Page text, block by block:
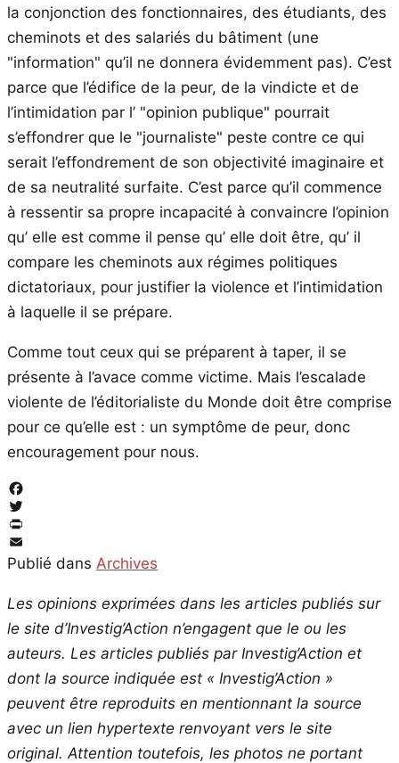
la conjonction des fonctionnaires, des étudiants, des
cheminots et des salariés du bâtiment (une
"information" qu’il ne donnera évidemment pas). C’est
parce que l’édifice de la peur, de la vindicte et de
l’intimidation par l’ "opinion publique" pourrait
s’effondrer que le "journaliste" peste contre ce qui
serait l’effondrement de son objectivité imaginaire et
de sa neutralité surfaite. C’est parce qu’il commence
à ressentir sa propre incapacité à convaincre l’opinion
qu’ elle est comme il pense qu’ elle doit être, qu’ il
compare les cheminots aux régimes politiques
dictatoriaux, pour justifier la violence et l’intimidation
à laquelle il se prépare.
Comme tout ceux qui se préparent à taper, il se
présente à l’avace comme victime. Mais l’escalade
violente de l’éditorialiste du Monde doit être comprise
pour ce qu’elle est : un symptôme de peur, donc
encouragement pour nous.
Facebook
Twitter
PrintFriendly
Email
Publié dans Archives
Les opinions exprimées dans les articles publiés sur
le site d’Investig’Action n’engagent que le ou les
auteurs. Les articles publiés par Investig’Action et
dont la source indiquée est « Investig’Action »
peuvent être reproduits en mentionnant la source
avec un lien hypertexte renvoyant vers le site
original. Attention toutefois, les photos ne portant